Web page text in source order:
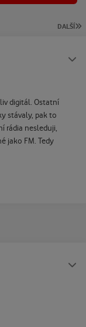
DALŠÍ
digitál. Ostatní
stávaly, pak to
rádia nesleduji,
jako FM. Tedy